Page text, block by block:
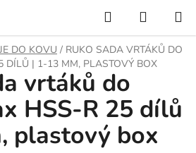
Hledat
KOŠÍK
DO KOVU / RUKO SADA VRTÁKŮ DO
DÍLŮ | 1-13 MM, PLASTOVÝ BOX
vrtáků do
HSS-R 25 dílů
plastový box